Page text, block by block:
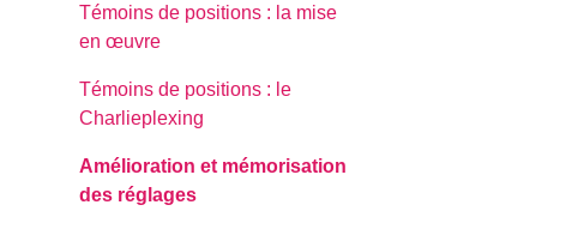
Témoins de positions : la mise
en œuvre
Témoins de positions : le
Charlieplexing
Amélioration et mémorisation
des réglages